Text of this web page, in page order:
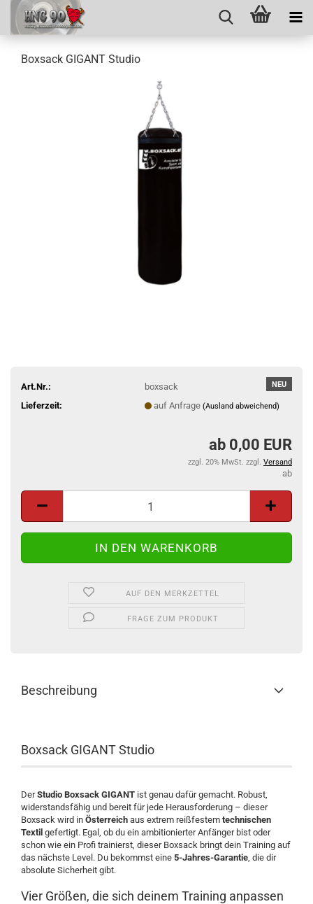
Boxsack GIGANT Studio
NEU
Art.Nr.:
boxsack
Lieferzeit:
auf Anfrage (Ausland abweichend)
0,00 EUR
zzgl. 20% MwSt. zzgl. Versand
AUF DEN MERKZETTEL
FRAGE ZUM PRODUKT
Beschreibung
Boxsack GIGANT Studio
DerStudio Boxsack GIGANT ist genau dafür gemacht. Robust,
widerstandsfähig und bereit für jede Herausforderung – dieser
Boxsack wird in Österreich aus extrem reißfestem technischen
Textil gefertigt. Egal, ob du ein ambitionierter Anfänger bist oder
schon wie ein Profi trainierst, dieser Boxsack bringt dein Training auf
das nächste Level. Du bekommst eine 5-Jahres-Garantie, die dir
absolute Sicherheit gibt.
Vier Größen, die sich deinem Training anpassen